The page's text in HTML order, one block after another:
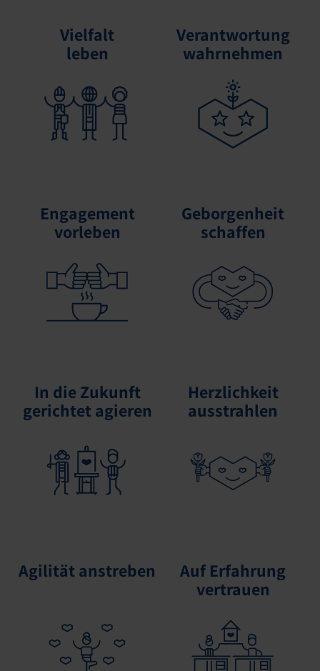
Vielfalt
leben
Verantwortung
wahrnehmen
Engagement
vorleben
Geborgenheit
schaffen
In die Zukunft
gerichtet agieren
Herzlichkeit
ausstrahlen
Agilität anstreben
Auf Erfahrung
vertrauen